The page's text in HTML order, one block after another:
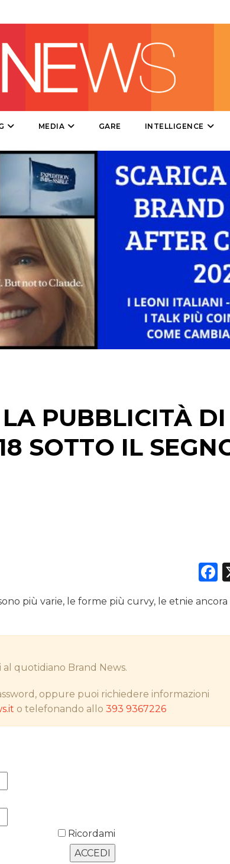
PUNTI VENDITA
MEDIA GARE INTELLIGENCE
PUBBLICITÀ DI
SOTTO IL
più varie, le forme più curvy, le etnie
quotidiano Brand News.
oppure puoi richiedere informazioni
o telefonando allo393 9367226
Ricordami